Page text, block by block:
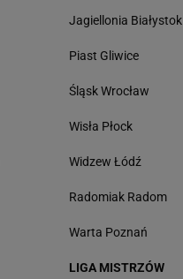
Jagiellonia Białystok
Piast Gliwice
Śląsk Wrocław
Wisła Płock
Widzew Łódź
Radomiak Radom
Warta Poznań
LIGA MISTRZÓW